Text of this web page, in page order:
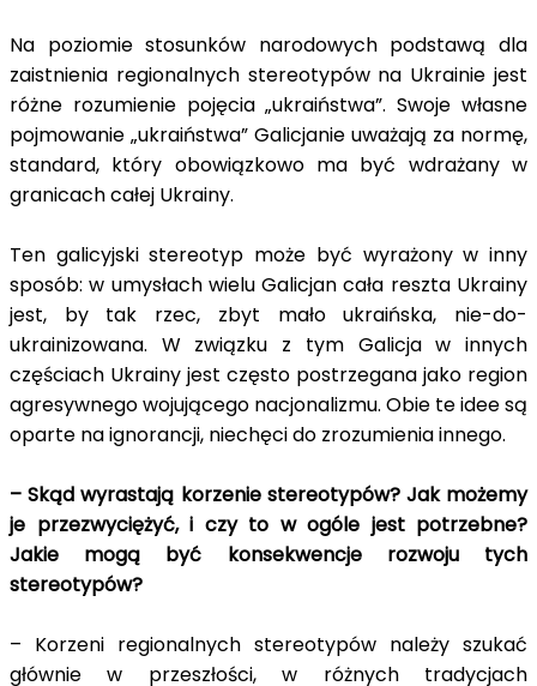
Na poziomie stosunków narodowych podstawą dla
zaistnienia regionalnych stereotypów na Ukrainie jest
różne rozumienie pojęcia „ukraiństwa”. Swoje własne
pojmowanie „ukraiństwa” Galicjanie uważają za normę,
standard, który obowiązkowo ma być wdrażany w
granicach całej Ukrainy.
Ten galicyjski stereotyp może być wyrażony w inny
sposób: w umysłach wielu Galicjan cała reszta Ukrainy
jest, by tak rzec, zbyt mało ukraińska, nie-do-
ukrainizowana. W związku z tym Galicja w innych
częściach Ukrainy jest często postrzegana jako region
agresywnego wojującego nacjonalizmu. Obie te idee są
oparte na ignorancji, niechęci do zrozumienia innego.
– Skąd wyrastają korzenie stereotypów? Jak możemy
je przezwyciężyć, i czy to w ogóle jest potrzebne?
Jakie mogą być konsekwencje rozwoju tych
stereotypów?
– Korzeni regionalnych stereotypów należy szukać
głównie w przeszłości, w różnych tradycjach